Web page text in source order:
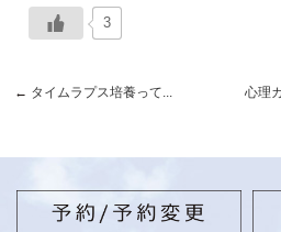
3
← タイムラプス培養って... 心理